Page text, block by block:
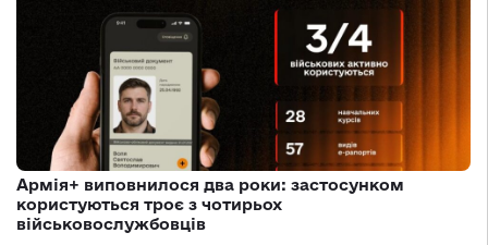
Армія+ виповнилося два роки: застосунком
користуються троє з чотирьох
військовослужбовців